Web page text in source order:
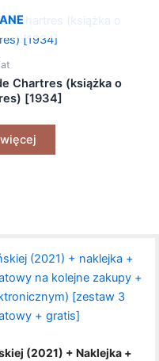
Chartres (książka o
[1934]
(2021) + Naklejka +